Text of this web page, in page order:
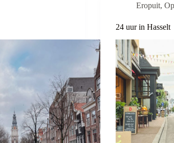
Eropuit,
24 uur in Hasselt